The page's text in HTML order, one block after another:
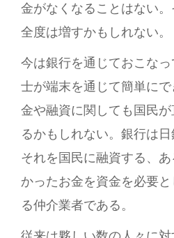
金がなくなることはない
全度は増すかもしれない。
今は銀行を通じておこな
士が端末を通じて簡単に
金や融資に関しても国民
るかもしれない。銀行は
それを国民に融資する、
かったお金を資金を必要
る仲介業者である。